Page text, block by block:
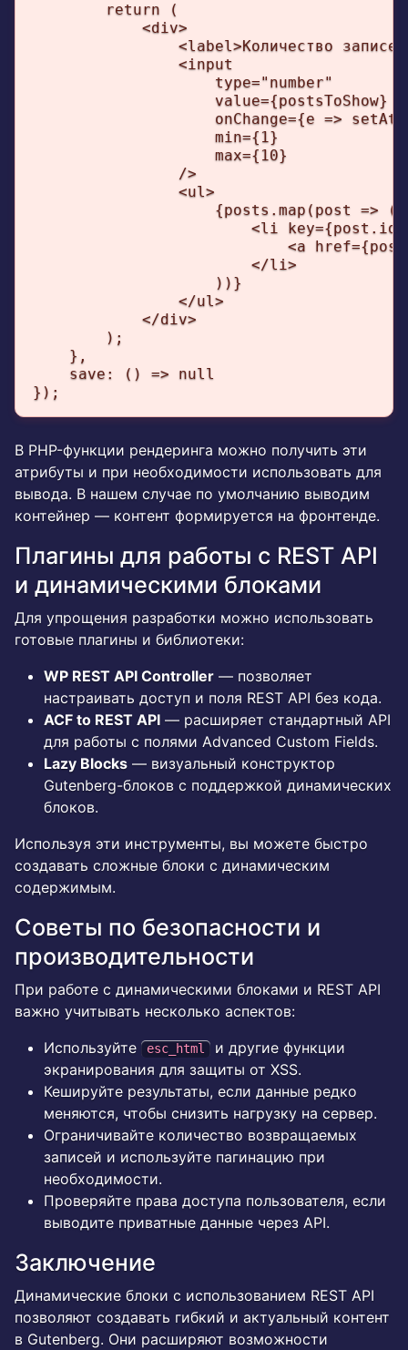
        return (
            <div>
<label>Количество
                <input
                    type="number"
                    value={postsToShow}
onChange={e =>
                    min={1}
                    max={10}
                />
                <ul>
                    {posts.map(post => (
<li
<a
                        </li>
                    ))}
                </ul>
            </div>
        );
    },
    save: () => null
});
В PHP-функции рендеринга можно получить эти
атрибуты и при необходимости использовать для
вывода. В нашем случае по умолчанию выводим
контейнер — контент формируется на фронтенде.
Плагины для работы с REST API
и динамическими блоками
Для упрощения разработки можно использовать
готовые плагины и библиотеки:
WP REST API Controller — позволяет
настраивать доступ и поля REST API без кода.
ACF to REST API — расширяет стандартный API
для работы с полями Advanced Custom Fields.
Lazy Blocks — визуальный конструктор
Gutenberg-блоков с поддержкой динамических
блоков.
Используя эти инструменты, вы можете быстро
создавать сложные блоки с динамическим
содержимым.
Советы по безопасности и
производительности
При работе с динамическими блоками и REST API
важно учитывать несколько аспектов:
Используйте
esc_html и другие функции
экранирования для защиты от XSS.
Кешируйте результаты, если данные редко
меняются, чтобы снизить нагрузку на сервер.
Ограничивайте количество возвращаемых
записей и используйте пагинацию при
необходимости.
Проверяйте права доступа пользователя, если
выводите приватные данные через API.
Заключение
Динамические блоки с использованием REST API
позволяют создавать гибкий и актуальный контент
в Gutenberg. Они расширяют возможности